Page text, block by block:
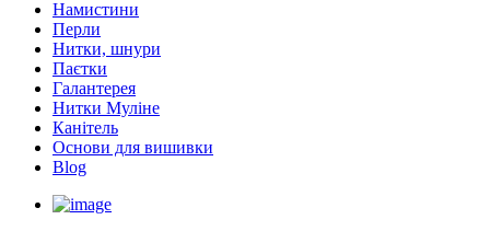
Намистини
Перли
Нитки, шнури
Паєтки
Галантерея
Нитки Муліне
Канітель
Основи для вишивки
Blog